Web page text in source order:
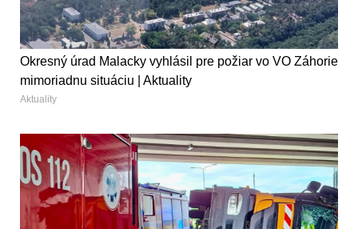
Okresný úrad Malacky vyhlásil pre požiar vo VO Záhorie
mimoriadnu situáciu | Aktuality
Aktuality